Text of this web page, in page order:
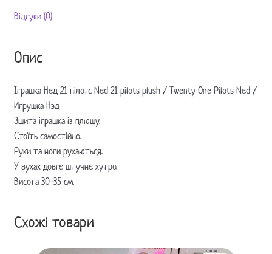
Нэд
Відгуки (0)
Опис
Іграшка Нед 21 пілотс Ned 21 pilots plush / Twenty One Pilots Ned /
Игрушка Нэд
Зшита іграшка із плюшу.
Стоїть самостійно.
Руки та ноги рухаються.
У вухах довге штучне хутро.
Висота 30-35 см.
Схожі товари